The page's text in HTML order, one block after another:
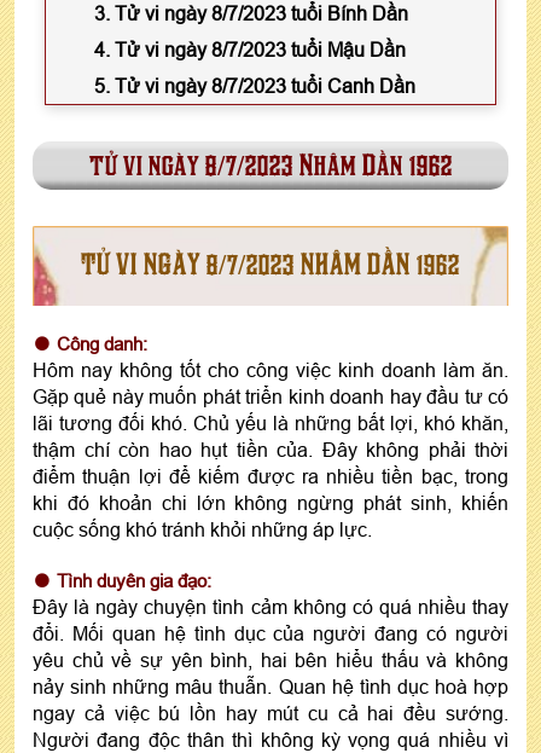
3. Tử vi ngày 8/7/2023 tuổi Bính Dần
4. Tử vi ngày 8/7/2023 tuổi Mậu Dần
5. Tử vi ngày 8/7/2023 tuổi Canh Dần
tử vi ngày 8/7/2023 Nhâm Dần 1962
TỬ VI NGÀY 8/7/2023 NHÂM DẦN 1962
Công danh:
Hôm nay không tốt cho công việc kinh doanh làm ăn.
Gặp quẻ này muốn phát triển kinh doanh hay đầu tư có
lãi tương đối khó. Chủ yếu là những bất lợi, khó khăn,
thậm chí còn hao hụt tiền của. Đây không phải thời
điểm thuận lợi để kiếm được ra nhiều tiền bạc, trong
khi đó khoản chi lớn không ngừng phát sinh, khiến
cuộc sống khó tránh khỏi những áp lực.
Tình duyên gia đạo:
Đây là ngày chuyện tình cảm không có quá nhiều thay
đổi. Mối quan hệ tình dục của người đang có người
yêu chủ về sự yên bình, hai bên hiểu thấu và không
nảy sinh những mâu thuẫn. Quan hệ tình dục hoà hợp
ngay cả việc bú lồn hay mút cu cả hai đều sướng.
Người đang độc thân thì không kỳ vọng quá nhiều vì